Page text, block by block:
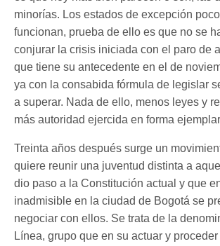
minorías. Los estados de excepción
funcionan, prueba de ello es que no se
conjurar la crisis iniciada con el paro de
que tiene su antecedente en el de
ya con la consabida fórmula de legislar
a superar. Nada de ello, menos leyes y
más autoridad ejercida en forma
Treinta años después surge un
quiere reunir una juventud distinta a
dio paso a la Constitución actual y que
inadmisible en la ciudad de Bogotá se
negociar con ellos. Se trata de la
Línea, grupo que en su actuar y